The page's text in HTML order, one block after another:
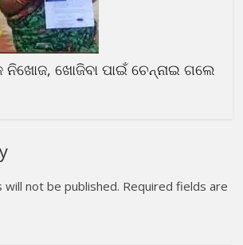
ଖୋଜିବା ପାଇଁ ଚେନ୍ନାଇ ଗଲେ
will not be published. Required fields are